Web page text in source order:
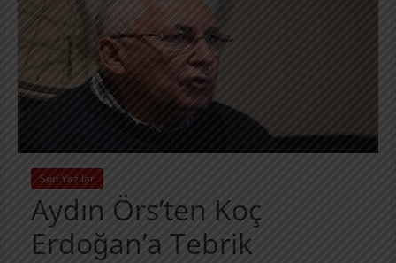
Son Yazılar
Aydın Örs’ten Koç
Erdoğan’a Tebrik